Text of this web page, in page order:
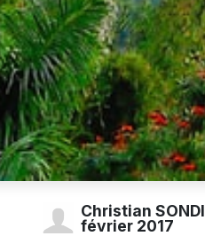
Christian SONDI
février 2017